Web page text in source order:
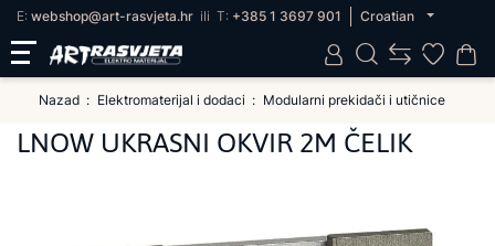
E: webshop@art-rasvjeta.hr ili T: +385 1 3697 901 Croatian
Nazad Elektromaterijal i dodaci Modularni prekidači i utičnice
LNOW UKRASNI OKVIR 2M ČELIK